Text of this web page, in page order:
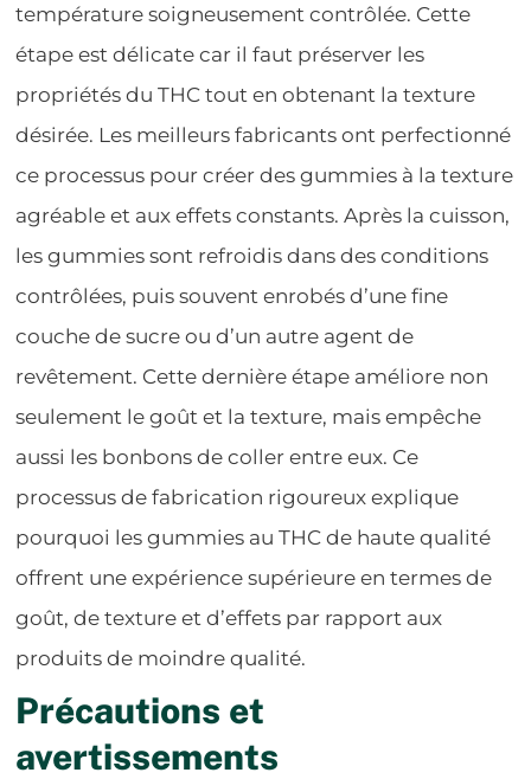
température soigneusement contrôlée. Cette
étape est délicate car il faut préserver les
propriétés du THC tout en obtenant la texture
désirée. Les meilleurs fabricants ont perfectionné
ce processus pour créer des gummies à la texture
agréable et aux effets constants. Après la cuisson,
les gummies sont refroidis dans des conditions
contrôlées, puis souvent enrobés d’une fine
couche de sucre ou d’un autre agent de
revêtement. Cette dernière étape améliore non
seulement le goût et la texture, mais empêche
aussi les bonbons de coller entre eux. Ce
processus de fabrication rigoureux explique
pourquoi les gummies au THC de haute qualité
offrent une expérience supérieure en termes de
goût, de texture et d’effets par rapport aux
produits de moindre qualité.
Précautions et
avertissements